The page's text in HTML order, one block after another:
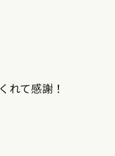
れて感謝！